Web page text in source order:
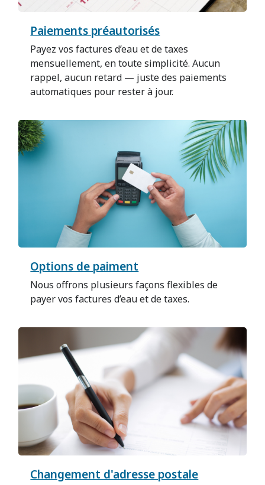
Paiements préautorisés
Payez vos factures d’eau et de taxes
mensuellement, en toute simplicité. Aucun
rappel, aucun retard — juste des paiements
automatiques pour rester à jour.
Options de paiment
Nous offrons plusieurs façons flexibles de
payer vos factures d’eau et de taxes.
Changement d'adresse postale